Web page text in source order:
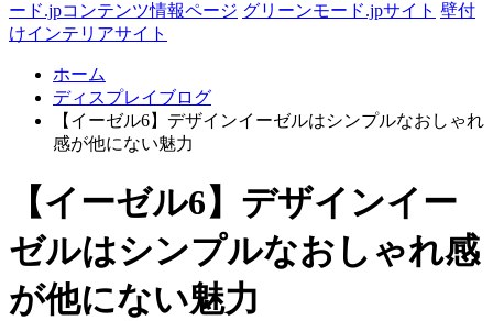
ード.jpコンテンツ情報ページ グリーンモード.jpサイト 壁付
けインテリアサイト
ホーム
ディスプレイブログ
【イーゼル6】デザインイーゼルはシンプルなおしゃれ
感が他にない魅力
【イーゼル6】デザインイー
ゼルはシンプルなおしゃれ感
が他にない魅力